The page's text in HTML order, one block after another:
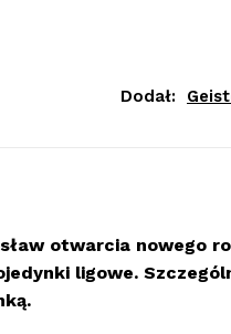
Dodał:
otwarcia nowego
ligowe.